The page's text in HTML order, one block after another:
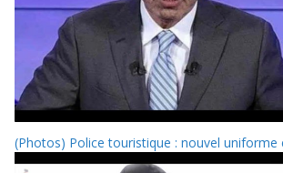
(Photos) Police touristique : nouvel uniforme